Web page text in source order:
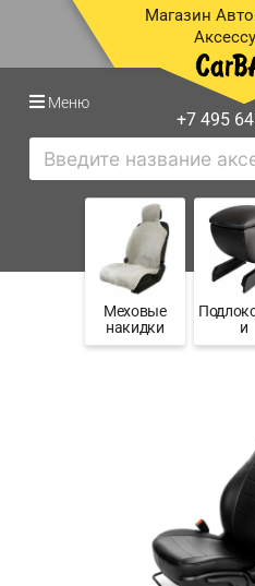
Магазин
Меню
+7 495
Меховые
накидки
и